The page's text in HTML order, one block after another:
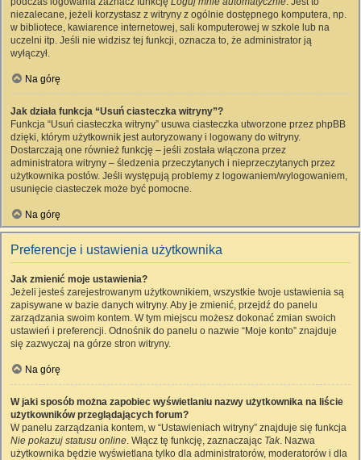
niezalecane, jeżeli korzystasz z witryny z ogólnie dostępnego komputera, np.
w bibliotece, kawiarence internetowej, sali komputerowej w szkole lub na
uczelni itp. Jeśli nie widzisz tej funkcji, oznacza to, że administrator ją
wyłączył.
Na górę
Jak działa funkcja “Usuń ciasteczka witryny”?
Funkcja “Usuń ciasteczka witryny” usuwa ciasteczka utworzone przez phpBB
dzięki, którym użytkownik jest autoryzowany i logowany do witryny.
Dostarczają one również funkcję – jeśli została włączona przez
administratora witryny – śledzenia przeczytanych i nieprzeczytanych przez
użytkownika postów. Jeśli występują problemy z logowaniem/wylogowaniem,
usunięcie ciasteczek może być pomocne.
Na górę
Preferencje i ustawienia użytkownika
Jak zmienić moje ustawienia?
Jeżeli jesteś zarejestrowanym użytkownikiem, wszystkie twoje ustawienia są
zapisywane w bazie danych witryny. Aby je zmienić, przejdź do panelu
zarządzania swoim kontem. W tym miejscu możesz dokonać zmian swoich
ustawień i preferencji. Odnośnik do panelu o nazwie “Moje konto” znajduje
się zazwyczaj na górze stron witryny.
Na górę
W jaki sposób można zapobiec wyświetlaniu nazwy użytkownika na liście
użytkowników przeglądających forum?
W panelu zarządzania kontem, w “Ustawieniach witryny” znajduje się funkcja
Nie pokazuj statusu online. Włącz tę funkcję, zaznaczając Tak. Nazwa
użytkownika będzie wyświetlana tylko dla administratorów, moderatorów i dla